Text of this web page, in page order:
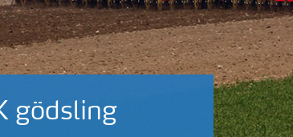
gödsling